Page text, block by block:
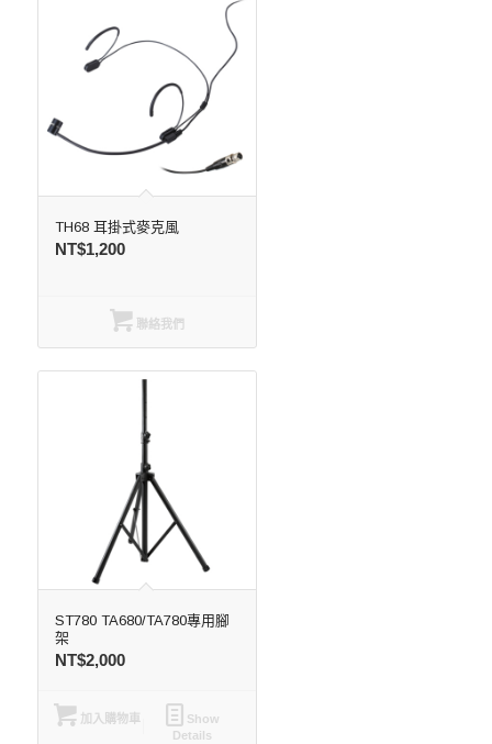
TH68 耳掛式麥克風
NT$1,200
聯絡我們
ST780 TA680/TA780專用腳
架
NT$2,000
加入購物車
Show
Details